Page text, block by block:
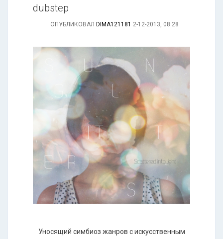
dubstep
ОПУБЛИКОВАЛ DIMA121181 2-12-2013, 08:28
Уносящий симбиоз жанров с искусственным